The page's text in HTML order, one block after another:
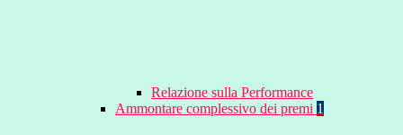
Relazione sulla Performance
Ammontare complessivo dei premi 1